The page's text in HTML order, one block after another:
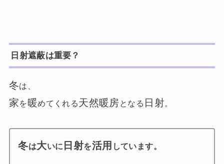
日射遮蔽は重要？
冬は、
家を暖めてくれる天然暖房となる 日射。
冬は大いに 日射を活用 しています。